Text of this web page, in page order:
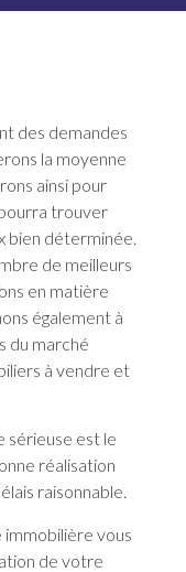
des demandes
la moyenne
ainsi pour
trouver
bien déterminée.
de meilleurs
en matière
également à
du marché
à vendre et
sérieuse est le
réalisation
raisonnable.
vous
de votre